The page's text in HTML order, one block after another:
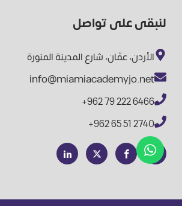
لنبقى على تواصل
الأردن، عمّان، شارع المدينة المنورة
info@miamiacademyjo.net
+962 79 222 6466
+962 65 51 2740